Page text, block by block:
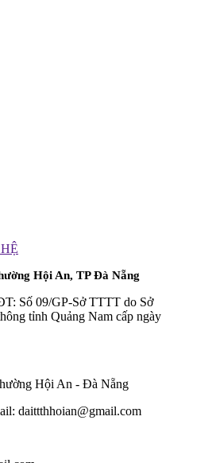
Hội An, TP Đà Nẵng
Số 09/GP-Sở TTTT do Sở
tỉnh Quảng Nam cấp ngày
Hội An - Đà Nẵng
daittthhoian@gmail.com